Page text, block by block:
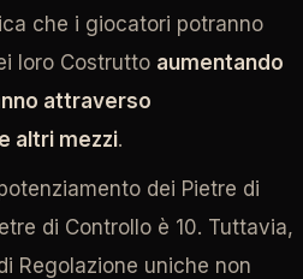
che i giocatori potranno
loro Costrutto aumentando
attraverso
altri mezzi.
dei Pietre di
di Controllo è 10. Tuttavia,
Regolazione uniche non